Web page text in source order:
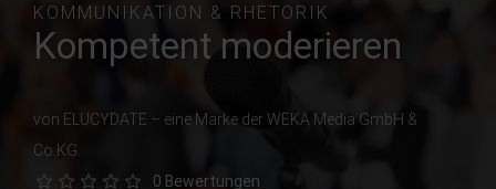
KOMMUNIKATION & RHETORIK
Kompetent moderieren
von ELUCYDATE – eine Marke der WEKA Media GmbH &
Co.KG.
0 Bewertungen